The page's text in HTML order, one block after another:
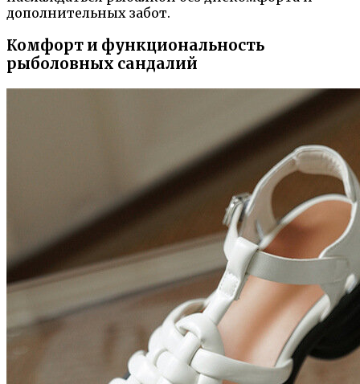
дополнительных забот.
Комфорт и функциональность
рыболовных сандалий